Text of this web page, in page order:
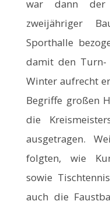
war dann der
zweijähriger
Sporthalle
damit den
Winter aufrecht
Begriffe großen
die
ausgetragen.
folgten, wie
sowie
auch die